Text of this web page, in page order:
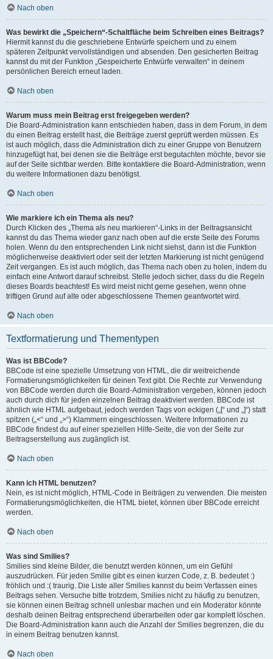
Nach oben
Was bewirkt die „Speichern“-Schaltfläche beim Schreiben eines Beitrags?
Hiermit kannst du die geschriebene Entwürfe speichern und zu einem
späteren Zeitpunkt vervollständigen und absenden. Den gesicherten Beitrag
kannst du mit der Funktion „Gespeicherte Entwürfe verwalten“ in deinem
persönlichen Bereich erneut laden.
Nach oben
Warum muss mein Beitrag erst freigegeben werden?
Die Board-Administration kann entschieden haben, dass in dem Forum, in dem
du einen Beitrag erstellt hast, die Beiträge zuerst geprüft werden müssen. Es
ist auch möglich, dass die Administration dich zu einer Gruppe von Benutzern
hinzugefügt hat, bei denen sie die Beiträge erst begutachten möchte, bevor sie
auf der Seite sichtbar werden. Bitte kontaktiere die Board-Administration, wenn
du weitere Informationen dazu benötigst.
Nach oben
Wie markiere ich ein Thema als neu?
Durch Klicken des „Thema als neu markieren“-Links in der Beitragsansicht
kannst du das Thema wieder ganz nach oben auf die erste Seite des Forums
holen. Wenn du den entsprechenden Link nicht siehst, dann ist die Funktion
möglicherweise deaktiviert oder seit der letzten Markierung ist nicht genügend
Zeit vergangen. Es ist auch möglich, das Thema nach oben zu holen, indem du
einfach eine Antwort darauf schreibst. Stelle jedoch sicher, dass du die Regeln
dieses Boards beachtest! Es wird meist nicht gerne gesehen, wenn ohne
triftigen Grund auf alte oder abgeschlossene Themen geantwortet wird.
Nach oben
Textformatierung und Thementypen
Was ist BBCode?
BBCode ist eine spezielle Umsetzung von HTML, die dir weitreichende
Formatierungsmöglichkeiten für deinen Text gibt. Die Rechte zur Verwendung
von BBCode werden durch die Board-Administration vergeben, können jedoch
auch durch dich für jeden einzelnen Beitrag deaktiviert werden. BBCode ist
ähnlich wie HTML aufgebaut, jedoch werden Tags von eckigen („[“ und „]“) statt
spitzen („<“ und „>“) Klammern eingeschlossen. Weitere Informationen zu
BBCode findest du auf einer speziellen Hilfe-Seite, die von der Seite zur
Beitragserstellung aus zugänglich ist.
Nach oben
Kann ich HTML benutzen?
Nein, es ist nicht möglich, HTML-Code in Beiträgen zu verwenden. Die meisten
Formatierungsmöglichkeiten, die HTML bietet, können über BBCode erreicht
werden.
Nach oben
Was sind Smilies?
Smilies sind kleine Bilder, die benutzt werden können, um ein Gefühl
auszudrücken. Für jeden Smilie gibt es einen kurzen Code, z. B. bedeutet :)
fröhlich und :( traurig. Die Liste aller Smilies kannst du beim Verfassen eines
Beitrags sehen. Versuche bitte trotzdem, Smilies nicht zu häufig zu benutzen,
sie können einen Beitrag schnell unlesbar machen und ein Moderator könnte
deshalb deinen Beitrag entsprechend überarbeiten oder gar komplett löschen.
Die Board-Administration kann auch die Anzahl der Smilies begrenzen, die du
in einem Beitrag benutzen kannst.
Nach oben